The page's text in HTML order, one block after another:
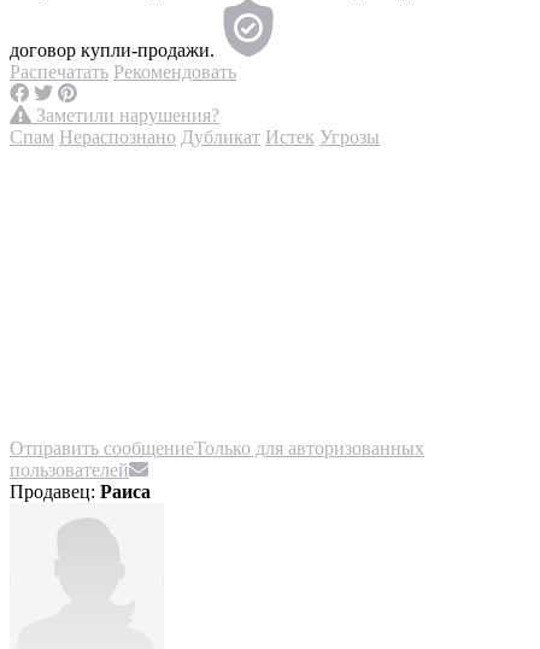
договор купли-продажи.
Распечатать Рекомендовать
Заметили нарушения?
Спам Нераспознано Дубликат Истек Угрозы
Отправить сообщениеТолько для авторизованных
пользователей
Продавец: Раиса